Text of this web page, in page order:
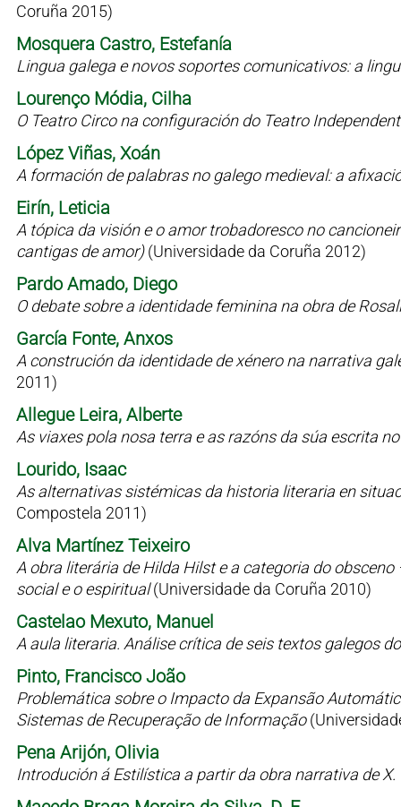
Coruña 2015)
Mosquera Castro, Estefanía
Lingua galega e novos soportes comunicativos: a
Lourenço Módia, Cilha
O Teatro Circo na configuración do Teatro
López Viñas, Xoán
A formación de palabras no galego medieval: a
Eirín, Leticia
A tópica da visión e o amor trobadoresco no
cantigas de amor)(Universidade da Coruña 2012)
Pardo Amado, Diego
O debate sobre a identidade feminina na obra de
García Fonte, Anxos
A construción da identidade de xénero na narrativa
2011)
Allegue Leira, Alberte
As viaxes pola nosa terra e as razóns da súa escrita
Lourido, Isaac
As alternativas sistémicas da historia literaria en
Compostela 2011)
Alva Martínez Teixeiro
A obra literária de Hilda Hilst e a categoria do
social e o espiritual(Universidade da Coruña 2010)
Castelao Mexuto, Manuel
A aula literaria. Análise crítica de seis textos galegos
Pinto, Francisco João
Problemática sobre o Impacto da Expansão
Sistemas de Recuperação de Informação
Pena Arijón, Olivia
Introdución á Estilística a partir da obra narrativa de X.